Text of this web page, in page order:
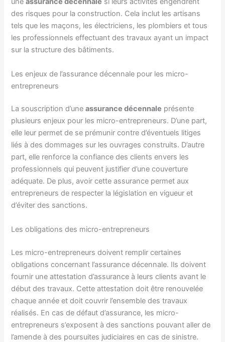
des risques pour la construction. Cela inclut les artisans
tels que les maçons, les électriciens, les plombiers et tous
les professionnels effectuant des travaux ayant un impact
sur la structure des bâtiments.
Les enjeux de l’assurance décennale pour les micro-
entrepreneurs
La souscription d’uneassurance décennale présente
plusieurs enjeux pour les micro-entrepreneurs. D’une part,
elle leur permet de se prémunir contre d’éventuels litiges
liés à des dommages sur les ouvrages construits. D’autre
part, elle renforce la confiance des clients envers les
professionnels qui peuvent justifier d’une couverture
adéquate. De plus, avoir cette assurance permet aux
entrepreneurs de respecter la législation en vigueur et
d’éviter des sanctions.
Les obligations des micro-entrepreneurs
Les micro-entrepreneurs doivent remplir certaines
obligations concernant l’assurance décennale. Ils doivent
fournir une attestation d’assurance à leurs clients avant le
début des travaux. Cette attestation doit être renouvelée
chaque année et doit couvrir l’ensemble des travaux
réalisés. En cas de défaut d’assurance, les micro-
entrepreneurs s’exposent à des sanctions pouvant aller de
l’amende à des poursuites judiciaires en cas de sinistre.